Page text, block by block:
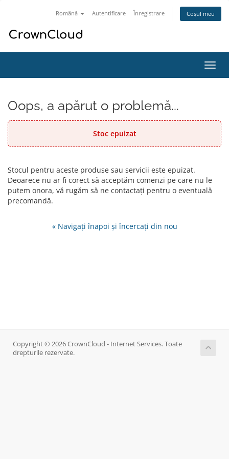
Română Autentificare Înregistrare Coșul meu
Oops, a apărut o problemă...
Stoc epuizat
Stocul pentru aceste produse sau servicii este epuizat.
Deoarece nu ar fi corect să acceptăm comenzi pe care nu le
putem onora, vă rugăm să ne contactați pentru o eventuală
precomandă.
« Navigați înapoi și încercați din nou
Copyright © 2026 CrownCloud - Internet Services. Toate
drepturile rezervate.